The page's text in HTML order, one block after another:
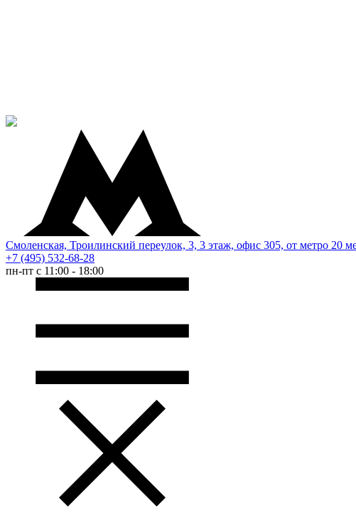
Смоленская, Троилинский переулок, 3, 3 этаж, офис 305, от метро 20
+7 (495) 532-68-28
пн-пт с 11:00 - 18:00